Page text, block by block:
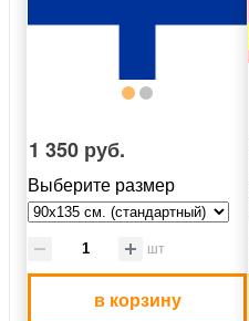
1 350 руб.
Выберите размер
шт
в корзину